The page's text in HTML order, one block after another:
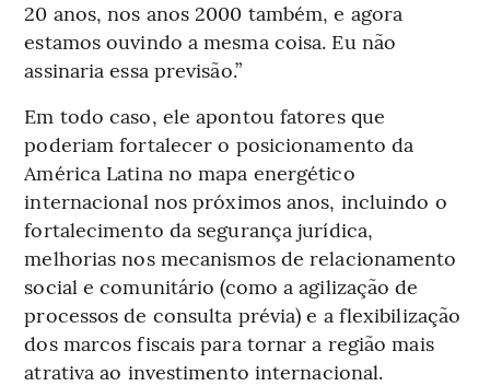
20 anos, nos anos 2000 também, e agora
estamos ouvindo a mesma coisa. Eu não
assinaria essa previsão.”
Em todo caso, ele apontou fatores que
poderiam fortalecer o posicionamento da
América Latina no mapa energético
internacional nos próximos anos, incluindo o
fortalecimento da segurança jurídica,
melhorias nos mecanismos de relacionamento
social e comunitário (como a agilização de
processos de consulta prévia) e a flexibilização
dos marcos fiscais para tornar a região mais
atrativa ao investimento internacional.